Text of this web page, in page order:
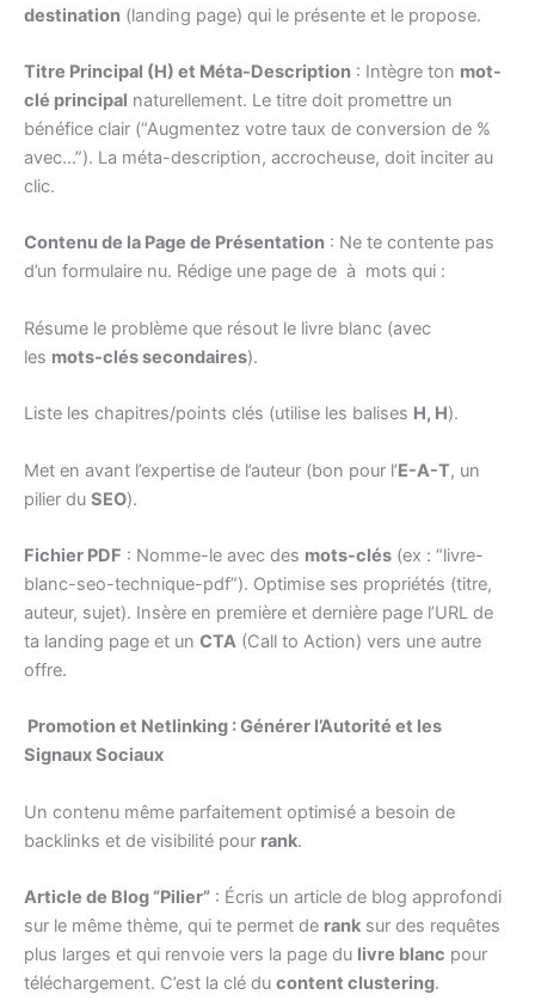
destination (landing page) qui le présente et le propose.
Titre Principal (H) et Méta-Description : Intègre ton mot-
clé principal naturellement. Le titre doit promettre un
bénéfice clair (“Augmentez votre taux de conversion de %
avec…”). La méta-description, accrocheuse, doit inciter au
clic.
Contenu de la Page de Présentation : Ne te contente pas
d’un formulaire nu. Rédige une page de à mots qui :
Résume le problème que résout le livre blanc (avec
les mots-clés secondaires).
Liste les chapitres/points clés (utilise les balises H, H).
Met en avant l’expertise de l’auteur (bon pour l’E-A-T, un
pilier du SEO).
Fichier PDF : Nomme-le avec des mots-clés (ex : “livre-
blanc-seo-technique-pdf”). Optimise ses propriétés (titre,
auteur, sujet). Insère en première et dernière page l’URL de
ta landing page et un CTA (Call to Action) vers une autre
offre.
Promotion et Netlinking : Générer l’Autorité et les
Signaux Sociaux
Un contenu même parfaitement optimisé a besoin de
backlinks et de visibilité pour rank.
Article de Blog “Pilier” : Écris un article de blog approfondi
sur le même thème, qui te permet de rank sur des requêtes
plus larges et qui renvoie vers la page du livre blanc pour
téléchargement. C’est la clé du content clustering.